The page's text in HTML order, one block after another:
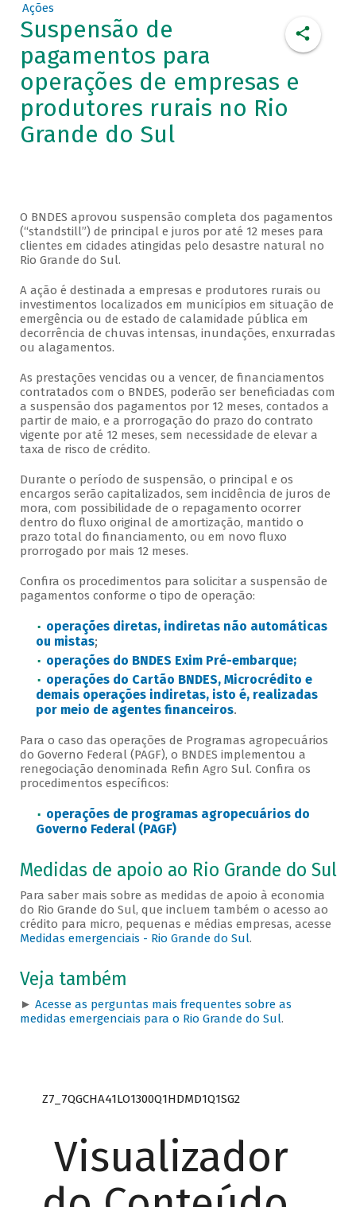
Ações
Suspensão de
pagamentos para
operações de empresas e
produtores rurais no Rio
Grande do Sul
O BNDES aprovou suspensão completa dos pagamentos
(“standstill”) de principal e juros por até 12 meses para
clientes em cidades atingidas pelo desastre natural no
Rio Grande do Sul.
A ação é destinada a empresas e produtores rurais ou
investimentos localizados em municípios em situação de
emergência ou de estado de calamidade pública em
decorrência de chuvas intensas, inundações, enxurradas
ou alagamentos.
As prestações vencidas ou a vencer, de financiamentos
contratados com o BNDES, poderão ser beneficiadas com
a suspensão dos pagamentos por 12 meses, contados a
partir de maio, e a prorrogação do prazo do contrato
vigente por até 12 meses, sem necessidade de elevar a
taxa de risco de crédito.
Durante o período de suspensão, o principal e os
encargos serão capitalizados, sem incidência de juros de
mora, com possibilidade de o repagamento ocorrer
dentro do fluxo original de amortização, mantido o
prazo total do financiamento, ou em novo fluxo
prorrogado por mais 12 meses.
Confira os procedimentos para solicitar a suspensão de
pagamentos conforme o tipo de operação:
operações diretas, indiretas não automáticas
ou mistas;
operações do BNDES Exim Pré-embarque;
operações do Cartão BNDES, Microcrédito e
demais operações indiretas, isto é, realizadas
por meio de agentes financeiros.
Para o caso das operações de Programas agropecuários
do Governo Federal (PAGF), o BNDES implementou a
renegociação denominada Refin Agro Sul. Confira os
procedimentos específicos:
operações de programas agropecuários do
Governo Federal (PAGF)
Medidas de apoio ao Rio Grande do Sul
Para saber mais sobre as medidas de apoio à economia
do Rio Grande do Sul, que incluem também o acesso ao
crédito para micro, pequenas e médias empresas, acesse
Medidas emergenciais - Rio Grande do Sul.
Veja também
► Acesse as perguntas mais frequentes sobre as
medidas emergenciais para o Rio Grande do Sul.
Z7_7QGCHA41LO1300Q1HDMD1Q1SG2
Visualizador